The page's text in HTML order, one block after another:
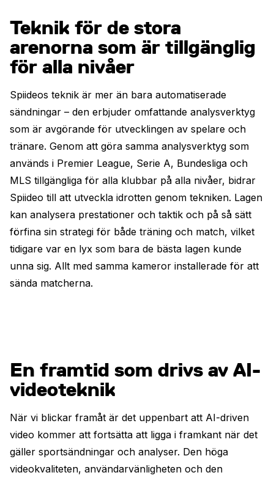
Teknik för de stora
arenorna som är tillgänglig
för alla nivåer
Spiideos teknik är mer än bara automatiserade
sändningar – den erbjuder omfattande analysverktyg
som är avgörande för utvecklingen av spelare och
tränare. Genom att göra samma analysverktyg som
används i Premier League, Serie A, Bundesliga och
MLS tillgängliga för alla klubbar på alla nivåer, bidrar
Spiideo till att utveckla idrotten genom tekniken. Lagen
kan analysera prestationer och taktik och på så sätt
förfina sin strategi för både träning och match, vilket
tidigare var en lyx som bara de bästa lagen kunde
unna sig. Allt med samma kameror installerade för att
sända matcherna.
En framtid som drivs av AI-
videoteknik
När vi blickar framåt är det uppenbart att AI-driven
video kommer att fortsätta att ligga i framkant när det
gäller sportsändningar och analyser. Den höga
videokvaliteten, användarvänligheten och den